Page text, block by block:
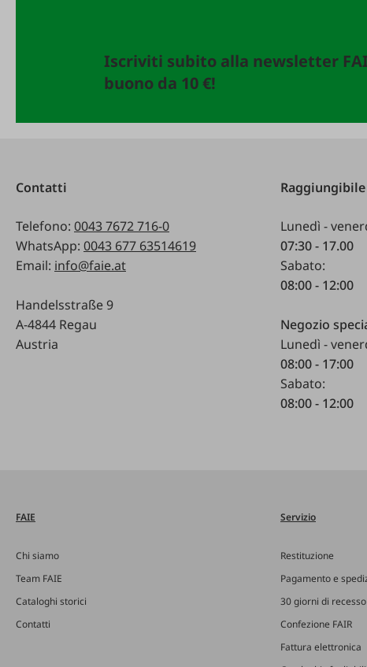
Iscriviti subito alla newsletter
buono da 10 €!
Contatti
Telefono: 0043 7672 716-0
WhatsApp: 0043 677 63514619
Email: info@faie.at
Handelsstraße 9
A-4844 Regau
Austria
Lunedì -
07:30 - 17.00
Sabato:
08:00 - 12:00
Negozio
Lunedì -
08:00 - 17:00
Sabato:
08:00 - 12:00
FAIE
Chi siamo
Team FAIE
Cataloghi storici
Contatti
Servizio
Restituzione
Pagamento e
30 giorni di recesso
Confezione FAIR
Fattura elettronica